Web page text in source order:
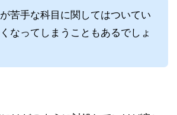
苦手な科目に関してはついてい
なってしまうこともあるでしょ